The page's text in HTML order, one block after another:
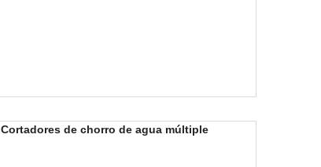
Cortadores de chorro de agua múltiple